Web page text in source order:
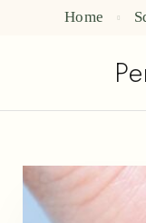
Home